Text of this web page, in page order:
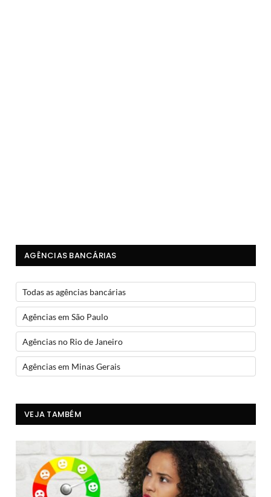
AGÊNCIAS BANCÁRIAS
Todas as agências bancárias
Agências em São Paulo
Agências no Rio de Janeiro
Agências em Minas Gerais
VEJA TAMBÉM